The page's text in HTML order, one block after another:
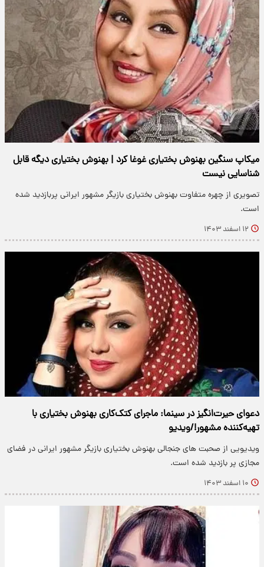
میکاپ سنگین بهنوش بختیاری غوغا کرد | بهنوش بختیاری دیگه قابل
شناسایی نیست
تصویری از چهره متفاوت بهنوش بختیاری بازیگر مشهور ایرانی پربازدید شده
است.
۱۲ اسفند ۱۴۰۳
دعوای حیرت‌انگیز در سینما: ماجرای کتک‌کاری بهنوش بختیاری با
تهیه‌کننده مشهور!/ویدیو
ویدیویی از صحبت های جنجالی بهنوش بختیاری بازیگر مشهور ایرانی در فضای
مجازی پر بازدید شده است.
۱۰ اسفند ۱۴۰۳